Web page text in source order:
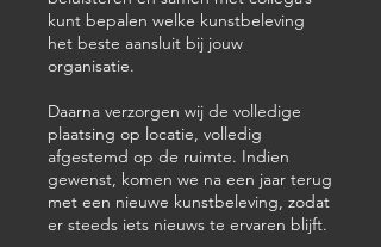
kunt bepalen welke kunstbeleving
het beste aansluit bij jouw
organisatie.
Daarna verzorgen wij de volledige
plaatsing op locatie, volledig
afgestemd op de ruimte. Indien
gewenst, komen we na een jaar terug
met een nieuwe kunstbeleving, zodat
er steeds iets nieuws te ervaren blijft.